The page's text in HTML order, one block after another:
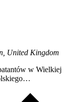
United Kingdom
w Wielkiej